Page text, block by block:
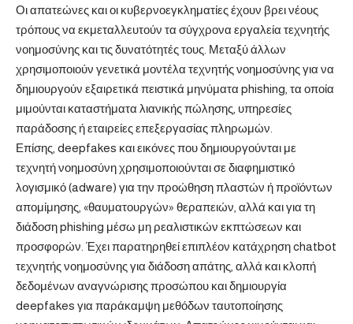
Οι απατεώνες και οι κυβερνοεγκληματίες έχουν βρει νέους
τρόπους να εκμεταλλευτούν τα σύγχρονα εργαλεία τεχνητής
νοημοσύνης και τις δυνατότητές τους. Μεταξύ άλλων
χρησιμοποιούν γενετικά μοντέλα τεχνητής νοημοσύνης για να
δημιουργούν εξαιρετικά πειστικά μηνύματα phishing, τα οποία
μιμούνται καταστήματα λιανικής πώλησης, υπηρεσίες
παράδοσης ή εταιρείες επεξεργασίας πληρωμών.
Επίσης, deepfakes και εικόνες που δημιουργούνται με
τεχνητή νοημοσύνη χρησιμοποιούνται σε διαφημιστικό
λογισμικό (adware) για την προώθηση πλαστών ή προϊόντων
απομίμησης, «θαυματουργών» θεραπειών, αλλά και για τη
διάδοση phishing μέσω μη ρεαλιστικών εκπτώσεων και
προσφορών. Έχει παρατηρηθεί επιπλέον κατάχρηση chatbot
τεχνητής νοημοσύνης για διάδοση απάτης, αλλά και κλοπή
δεδομένων αναγνώρισης προσώπου και δημιουργία
deepfakes για παράκαμψη μεθόδων ταυτοποίησης